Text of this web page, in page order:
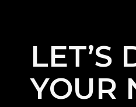
LET’S
YOUR